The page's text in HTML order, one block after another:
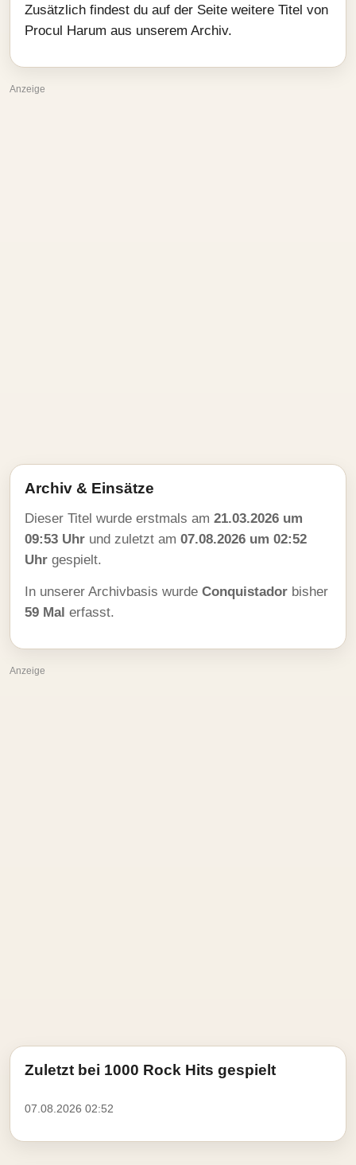
Zusätzlich findest du auf der Seite weitere Titel von
Procul Harum aus unserem Archiv.
Anzeige
Archiv & Einsätze
Dieser Titel wurde erstmals am 21.03.2026 um
09:53 Uhr und zuletzt am 07.08.2026 um 02:52
Uhr gespielt.
In unserer Archivbasis wurde Conquistador bisher
59 Mal erfasst.
Anzeige
Zuletzt bei 1000 Rock Hits gespielt
07.08.2026 02:52